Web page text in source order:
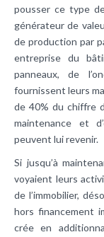
pousser ce type
générateur de
de production par
entreprise du
panneaux, de
fournissent leurs
de 40% du chiffre
maintenance et
peuvent lui revenir.
Si jusqu’à
voyaient leurs
de l’immobilier,
hors financement
crée en